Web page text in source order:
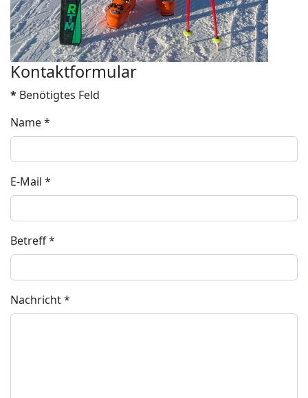
Kontaktformular
* Benötigtes Feld
Name*
E-Mail *
Betreff*
Nachricht*